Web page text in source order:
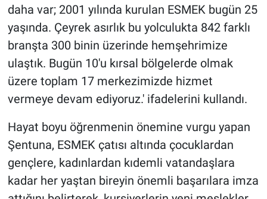
daha var; 2001 yılında kurulan ESMEK bugün 25
yaşında. Çeyrek asırlık bu yolculukta 842 farklı
branşta 300 binin üzerinde hemşehrimize
ulaştık. Bugün 10'u kırsal bölgelerde olmak
üzere toplam 17 merkezimizde hizmet
vermeye devam ediyoruz.' ifadelerini kullandı.
Hayat boyu öğrenmenin önemine vurgu yapan
Şentuna, ESMEK çatısı altında çocuklardan
gençlere, kadınlardan kıdemli vatandaşlara
kadar her yaştan bireyin önemli başarılara imza